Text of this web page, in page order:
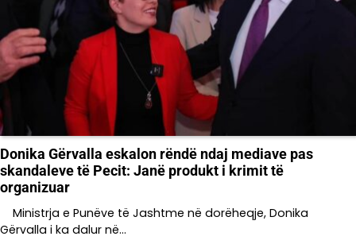
Donika Gërvalla eskalon rëndë ndaj mediave pas
skandaleve të Pecit: Janë produkt i krimit të
organizuar
Ministrja e Punëve të Jashtme në dorëheqje, Donika
Gërvalla i ka dalur në…